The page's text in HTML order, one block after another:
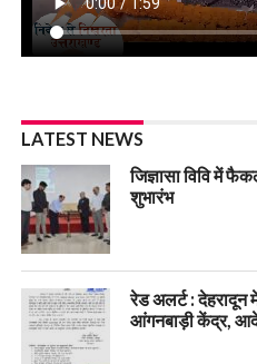
LATEST NEWS
जिज्ञासा विवि में
शुभारंभ
रेड अलर्ट :
आंगनबाड़ी केंद्र,